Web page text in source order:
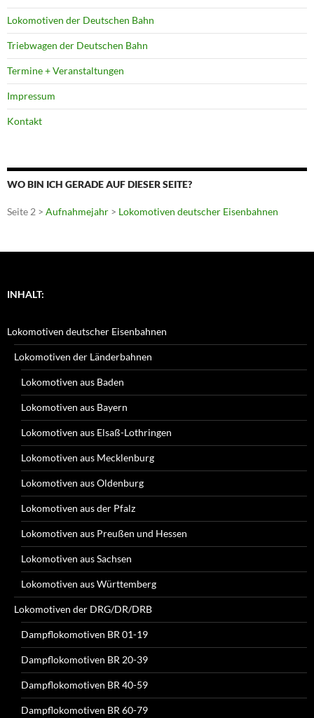
Lokomotiven der Deutschen Bahn
Triebwagen der Deutschen Bahn
Termine + Veranstaltungen
Impressum
Kontakt
WO BIN ICH GERADE AUF DIESER SEITE?
Seite 2 > Aufnahmejahr > Lokomotiven deutscher Eisenbahnen
INHALT:
Lokomotiven deutscher Eisenbahnen
Lokomotiven der Länderbahnen
Lokomotiven aus Baden
Lokomotiven aus Bayern
Lokomotiven aus Elsaß-Lothringen
Lokomotiven aus Mecklenburg
Lokomotiven aus Oldenburg
Lokomotiven aus der Pfalz
Lokomotiven aus Preußen und Hessen
Lokomotiven aus Sachsen
Lokomotiven aus Württemberg
Lokomotiven der DRG/DR/DRB
Dampflokomotiven BR 01-19
Dampflokomotiven BR 20-39
Dampflokomotiven BR 40-59
Dampflokomotiven BR 60-79